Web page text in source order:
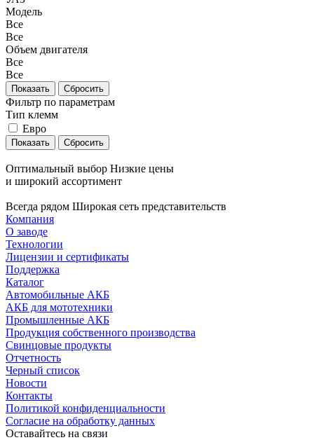
Модель
Все
Все
Объем двигателя
Все
Все
Сбросить
Фильтр по параметрам
Тип клемм
Евро
Сбросить
Оптимальный выбор Низкие цены
и широкий ассортимент
Всегда рядом Широкая сеть представительств
Компания
О заводе
Технологии
Лицензии и сертификаты
Поддержка
Каталог
Автомобильные АКБ
АКБ для мототехники
Промышленные АКБ
Продукция собственного производства
Свинцовые продукты
Отчетность
Черный список
Новости
Контакты
Политикой конфиденциальности
Согласие на обработку данных
Оставайтесь на связи